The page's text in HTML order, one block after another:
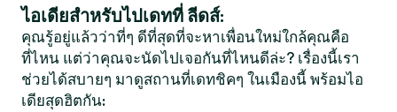
ไอเดียสำหรับไปเดทที่ ลีดส์:
คุณรู้อยู่แล้วว่าที่ๆ ดีที่สุดที่จะหาเพื่อนใหม่ใกล้คุณคือ
ที่ไหน แต่ว่าคุณจะนัดไปเจอกันที่ไหนดีล่ะ? เรื่องนี้เรา
ช่วยได้สบายๆ มาดูสถานที่เดทชิคๆ ในเมืองนี้ พร้อมไอ
เดียสุดฮิตกัน: